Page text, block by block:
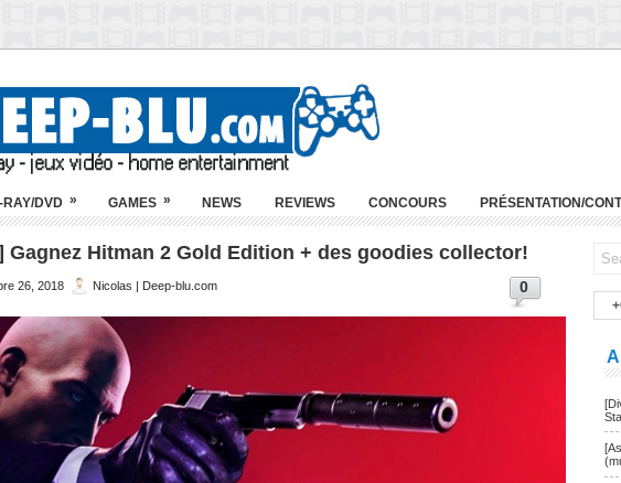
RAY/DVD » GAMES » NEWS REVIEWS CONCOURS PRÉSENTATION/
Gagnez Hitman 2 Gold Edition + des goodies collector!
26, 2018 Nicolas | Deep-blu.com 0